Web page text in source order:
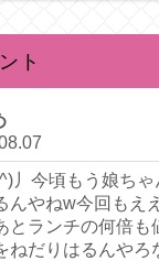
ト
丿今頃もう娘ち
んやねw今回もえ
とランチの何倍も
ねだりはるんやろ